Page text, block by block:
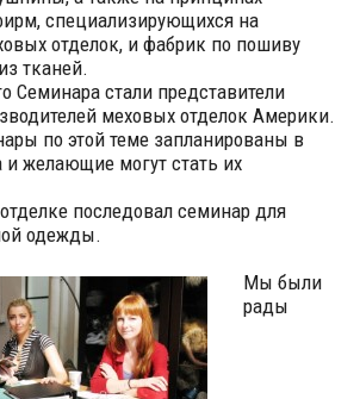
специализирующихся на
отделок, и фабрик по пошиву
тканей.
Семинара стали представители
меховых отделок Америки.
по этой теме запланированы в
и желающие могут стать их
последовал семинар для
одежды.
Мы были
рады